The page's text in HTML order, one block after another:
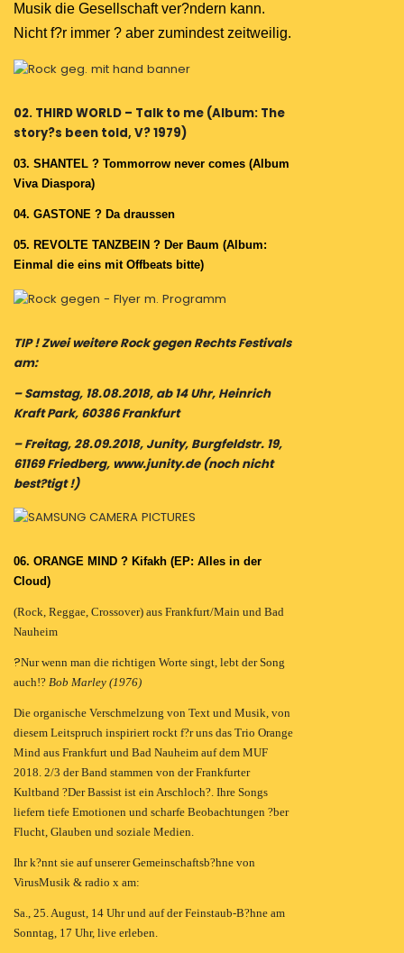
Musik die Gesellschaft ver?ndern kann.
Nicht f?r immer ? aber zumindest zeitweilig.
02. THIRD WORLD – Talk to me (Album: The
story?s been told, V? 1979)
03. SHANTEL ? Tommorrow never comes (Album
Viva Diaspora)
04. GASTONE ? Da draussen
05. REVOLTE TANZBEIN ? Der Baum (Album:
Einmal die eins mit Offbeats bitte)
TIP ! Zwei weitere Rock gegen Rechts Festivals
am:
– Samstag, 18.08.2018, ab 14 Uhr, Heinrich
Kraft Park, 60386 Frankfurt
– Freitag, 28.09.2018, Junity, Burgfeldstr. 19,
61169 Friedberg, www.junity.de (noch nicht
best?tigt !)
06. ORANGE MIND ? Kifakh (EP: Alles in der
Cloud)
(Rock, Reggae, Crossover) aus Frankfurt/Main und Bad
Nauheim
?Nur wenn man die richtigen Worte singt, lebt der Song
auch!? Bob Marley (1976)
Die organische Verschmelzung von Text und Musik, von
diesem Leitspruch inspiriert rockt f?r uns das Trio Orange
Mind aus Frankfurt und Bad Nauheim auf dem MUF
2018. 2/3 der Band stammen von der Frankfurter
Kultband ?Der Bassist ist ein Arschloch?. Ihre Songs
liefern tiefe Emotionen und scharfe Beobachtungen ?ber
Flucht, Glauben und soziale Medien.
Ihr k?nnt sie auf unserer Gemeinschaftsb?hne von
VirusMusik & radio x am:
Sa., 25. August, 14 Uhr und auf der Feinstaub-B?hne am
Sonntag, 17 Uhr, live erleben.